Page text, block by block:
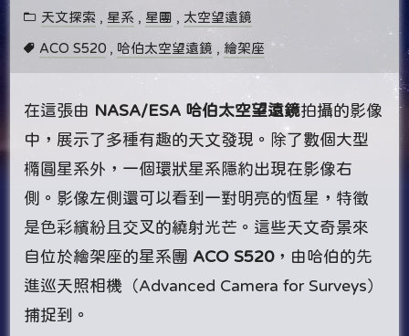
天文探索 , 星系 , 星團 , 太空望遠鏡
ACO S520 , 哈伯太空望遠鏡 , 繪架座
在這張由 NASA/ESA 哈伯太空望遠鏡拍攝的影像
中，展示了多種有趣的天文發現。除了數個大型
橢圓星系外，一個環狀星系隱約出現在影像右
側。影像左側還可以看到一對明亮的恆星，特徵
是色彩繽紛且交叉的繞射光芒。這些天文奇景來
自位於繪架座的星系團 ACO S520，由哈伯的先
進巡天照相機（Advanced Camera for Surveys）
捕捉到。